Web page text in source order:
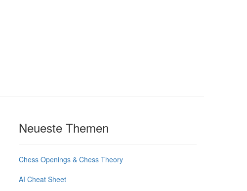
Neueste Themen
Chess Openings & Chess Theory
AI Cheat Sheet